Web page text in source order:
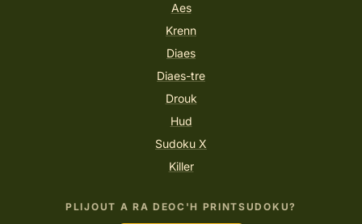
Aes
Krenn
Diaes
Diaes-tre
Drouk
Hud
Sudoku X
Killer
PLIJOUT A RA DEOC'H PRINTSUDOKU?